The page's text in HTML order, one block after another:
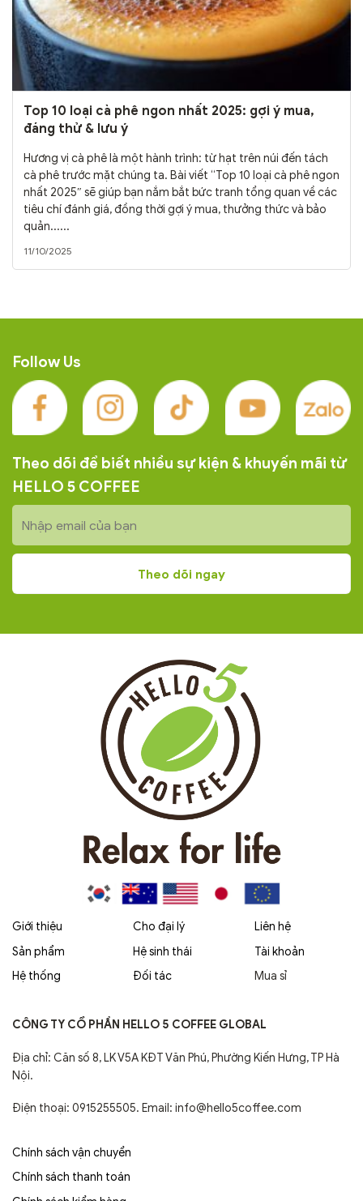
Top 10 loại cà phê ngon nhất 2025: gợi ý mua,
đáng thử & lưu ý
Hương vị cà phê là một hành trình: từ hạt trên núi đến tách
cà phê trước mặt chúng ta. Bài viết “Top 10 loại cà phê ngon
nhất 2025″ sẽ giúp bạn nắm bắt bức tranh tổng quan về các
tiêu chí đánh giá, đồng thời gợi ý mua, thưởng thức và bảo
quản......
11/10/2025
Follow Us
Theo dõi để biết nhiều sự kiện & khuyến mãi từ
HELLO 5 COFFEE
Giới thiệu
Sản phẩm
Hệ thống
Cho đại lý
Hệ sinh thái
Đối tác
Liên hệ
Tài khoản
Mua sỉ
CÔNG TY CỔ PHẦN HELLO 5 COFFEE GLOBAL
Địa chỉ: Căn số 8, LK V5A KĐT Văn Phú, Phường Kiến Hưng, TP Hà
Nội.
Điện thoại: 0915255505. Email: info@hello5coffee.com
Chính sách vận chuyển
Chính sách thanh toán